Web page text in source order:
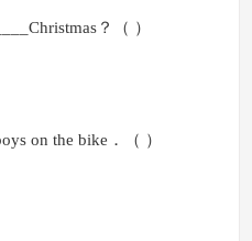
？（ ）
on the bike．（ ）